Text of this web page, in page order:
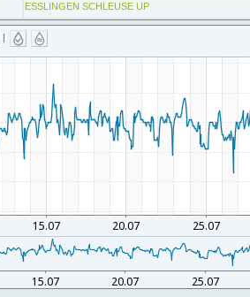
ESSLINGEN SCHLEUSE UP
|